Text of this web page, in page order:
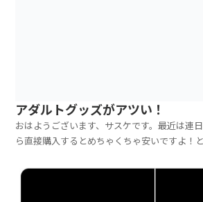
アダルトグッズがアツい！
おはようございます、サスケです。最近は連
ら直接購入するとめちゃくちゃ安いですよ！
すが、最近はTEMUの方を好んで使用してい